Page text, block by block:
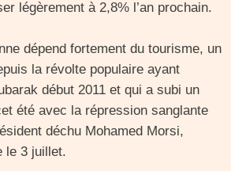
légèrement à 2,8% l’an prochain.
dépend fortement du tourisme, un
la révolte populaire ayant
début 2011 et qui a subi un
été avec la répression sanglante
déchu Mohamed Morsi,
le 3 juillet.